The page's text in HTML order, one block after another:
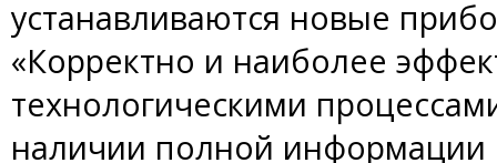
устанавливаются новые
«Корректно и наиболее
технологическими
наличии полной информации